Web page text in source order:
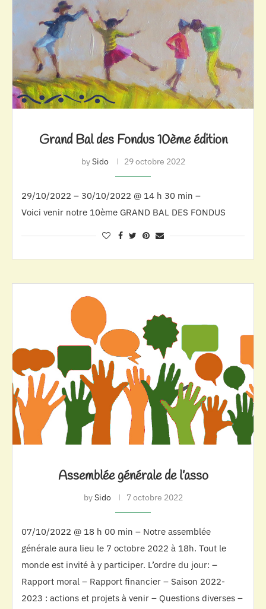
Grand Bal des Fondus 10ème édition
bySido 29 octobre 2022
29/10/2022 – 30/10/2022 @ 14 h 30 min –
Voici venir notre 10ème GRAND BAL DES FONDUS
Assemblée générale de l’asso
bySido 7 octobre 2022
07/10/2022 @ 18 h 00 min – Notre assemblée
générale aura lieu le 7 octobre 2022 à 18h. Tout le
monde est invité à y participer. L’ordre du jour: –
Rapport moral – Rapport financier – Saison 2022-
2023 : actions et projets à venir – Questions diverses –